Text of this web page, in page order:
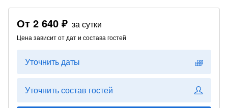
От 2 640 ₽ за сутки
Цена зависит от дат и состава гостей
Уточнить даты
Уточнить состав гостей